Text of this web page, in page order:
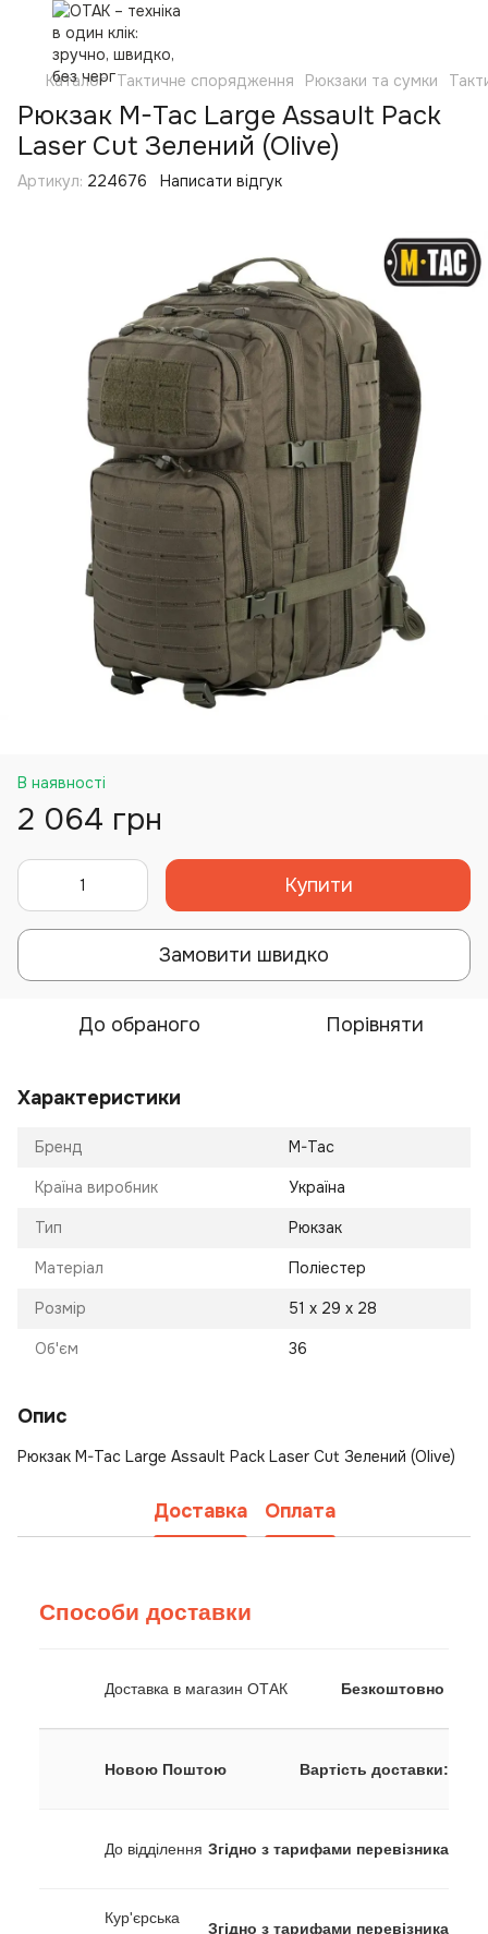
Каталог Тактичне спорядження Рюкзаки та сумки
Рюкзак M-Tac Large Assault Pack
Laser Cut Зелений (Olive)
Артикул: 224676 Написати відгук
В наявності
2 064 грн
Купити
Замовити швидко
До обраного Порівняти
Характеристики
Бренд M-Tac
Країна виробник Україна
Тип Рюкзак
Матеріал Поліестер
Розмір 51 х 29 х 28
Об'єм 36
Опис
Рюкзак M-Tac Large Assault Pack Laser Cut Зелений (Olive)
Доставка Оплата
Способи доставки
Доставка в магазин ОТАК Безкоштовно
Новою Поштою Вартість доставки:
До відділення Згідно з тарифами перевізника
Кур'єрська
Згідно з тарифами перевізника